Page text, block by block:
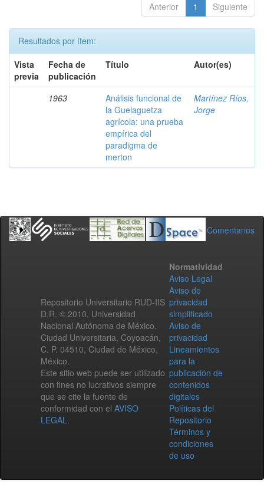
Anterior 1 Siguiente
Resultados por ítem:
Vista
previa
Fecha de
publicación
Título Autor(es)
1963
Análisis funcional de
la Guelaguetza
agrícola: una prueba
empírica del
paradigma de
merton
Martínez Ríos,
Jorge
Comentarios
Repositorio Universitario RUD-IIS
D.R. © 2010. Universidad
Nacional Autónoma de México.
Ciudad Universitaria, Coyoacán,
C. P. 04510, Ciudad de México,
México.
Este sitio web puede ser utilizado
con fines no lucrativos siempre
que se cite la fuente de
conformidad con el AVISO
LEGAL.
Normatividad
Aviso Legal
Aviso de
privacidad
simplificado
Aviso de
privacidad
Lineamientos
para la
publicación de
contenidos
digitales
Políticas del
Repositorio
Términos y
condiciones
de uso